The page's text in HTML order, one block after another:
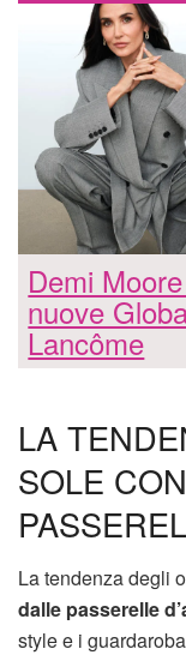
Demi
nuove
Lancôme
LA
SOLE
La tendenza degli
dalle passerelle
style e i